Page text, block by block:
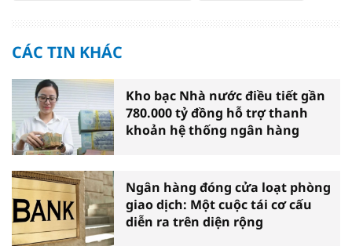
CÁC TIN KHÁC
Kho bạc Nhà nước điều tiết gần
780.000 tỷ đồng hỗ trợ thanh
khoản hệ thống ngân hàng
Ngân hàng đóng cửa loạt phòng
giao dịch: Một cuộc tái cơ cấu
diễn ra trên diện rộng